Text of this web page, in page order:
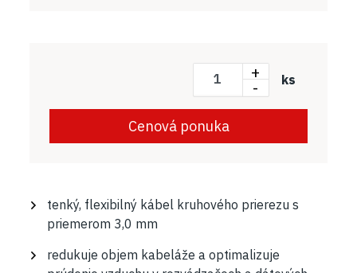
+
- ks
Cenová ponuka
tenký, flexibilný kábel kruhového prierezu s
priemerom 3,0 mm
redukuje objem kabeláže a optimalizuje